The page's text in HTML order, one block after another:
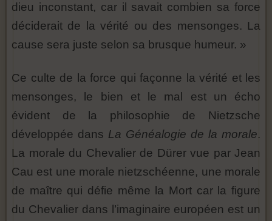
dieu inconstant, car il savait combien sa force
déciderait de la vérité ou des mensonges. La
cause sera juste selon sa brusque humeur. »
Ce culte de la force qui façonne la vérité et les
mensonges, le bien et le mal est un écho
évident de la philosophie de Nietzsche
développée dans La Généalogie de la morale.
La morale du Chevalier de Dürer vue par Jean
Cau est une morale nietzschéenne, une morale
de maître qui défie même la Mort car la figure
du Chevalier dans l’imaginaire européen est un